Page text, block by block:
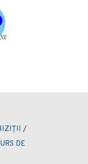
/
DE